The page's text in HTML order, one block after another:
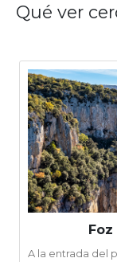
Qué ver
A la entrada del